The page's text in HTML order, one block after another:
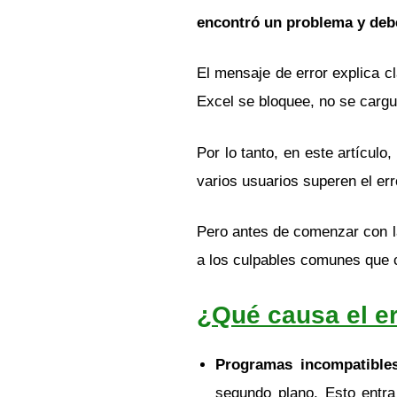
encontró un problema y
El mensaje de error explica
Excel se bloquee, no se
Por lo tanto, en este artículo,
varios usuarios superen el
Pero antes de comenzar con
a los culpables comunes que
¿Qué causa el
Programas
segundo plano. Esto